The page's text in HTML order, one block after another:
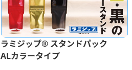
ラミジップ® スタンドパック
ALカラータイプ